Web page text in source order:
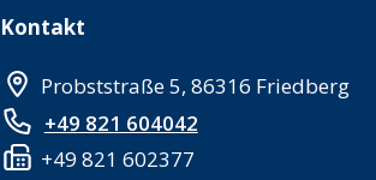
Kontakt
Probststraße 5, 86316 Friedberg
+49 821 604042
+49 821 602377